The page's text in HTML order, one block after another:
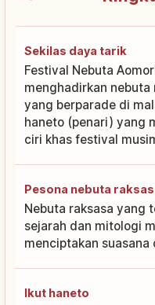
Sekilas daya tarik
Festival Nebuta
menghadirkan
yang berparade di
haneto (penari) yang
ciri khas festival
Pesona nebuta
Nebuta raksasa yang
sejarah dan mitologi
menciptakan
Ikut haneto